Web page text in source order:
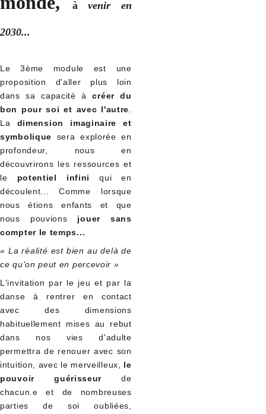
àvenir en
2030...
Le 3ème module est une
proposition d'aller plus loin
dans sa capacité àcréer du
bon pour soi et avec l'autre
La dimension imaginaire et
symbolique sera explorée en
profondeur, nous en
découvrirons les ressources et
le potentiel infiniqui en
découlent... Comme lorsque
nous étions enfants et que
nous pouvions jouer sans
compter le temps...
« La réalité est bien au delà de
ce qu'on peut en percevoir »
L'invitation par le jeu et par la
danse à rentrer en contact
avec des dimensions
habituellement mises au rebut
dans nos vies d'adulte
permettra de renouer avec son
intuition, avec le merveilleux, le
pouvoir guérisseur de
chacun.e et de nombreuses
parties de soi oubliées,